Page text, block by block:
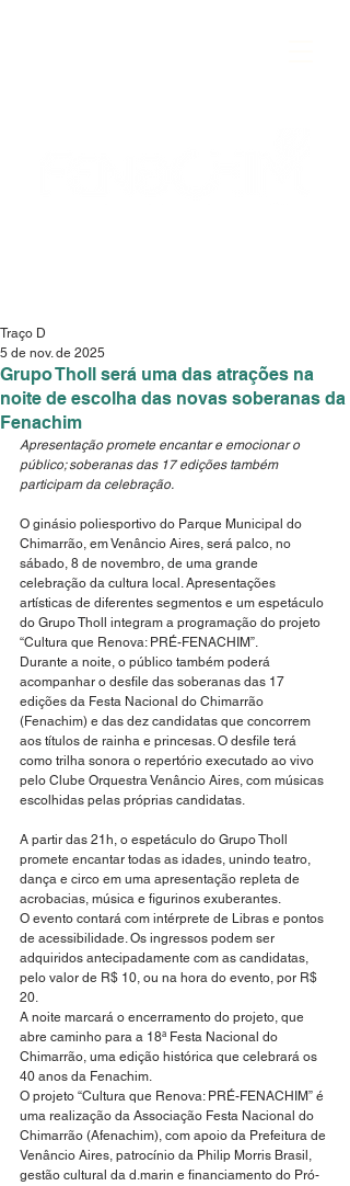
Grupo Tholl será uma das atrações na
noite de escolha das novas soberanas da
Fenachim
Traço D
5 de nov. de 2025
Apresentação promete encantar e emocionar o
público; soberanas das 17 edições também
participam da celebração.
O ginásio poliesportivo do Parque Municipal do
Chimarrão, em Venâncio Aires, será palco, no
sábado, 8 de novembro, de uma grande
celebração da cultura local. Apresentações
artísticas de diferentes segmentos e um espetáculo
do Grupo Tholl integram a programação do projeto
“Cultura que Renova: PRÉ-FENACHIM”.
Durante a noite, o público também poderá
acompanhar o desfile das soberanas das 17
edições da Festa Nacional do Chimarrão
(Fenachim) e das dez candidatas que concorrem
aos títulos de rainha e princesas. O desfile terá
como trilha sonora o repertório executado ao vivo
pelo Clube Orquestra Venâncio Aires, com músicas
escolhidas pelas próprias candidatas.
A partir das 21h, o espetáculo do Grupo Tholl
promete encantar todas as idades, unindo teatro,
dança e circo em uma apresentação repleta de
acrobacias, música e figurinos exuberantes.
O evento contará com intérprete de Libras e pontos
de acessibilidade. Os ingressos podem ser
adquiridos antecipadamente com as candidatas,
pelo valor de R$ 10, ou na hora do evento, por R$
20.
A noite marcará o encerramento do projeto, que
abre caminho para a 18ª Festa Nacional do
Chimarrão, uma edição histórica que celebrará os
40 anos da Fenachim.
O projeto “Cultura que Renova: PRÉ-FENACHIM” é
uma realização da Associação Festa Nacional do
Chimarrão (Afenachim), com apoio da Prefeitura de
Venâncio Aires, patrocínio da Philip Morris Brasil,
gestão cultural da d.marin e financiamento do Pró-